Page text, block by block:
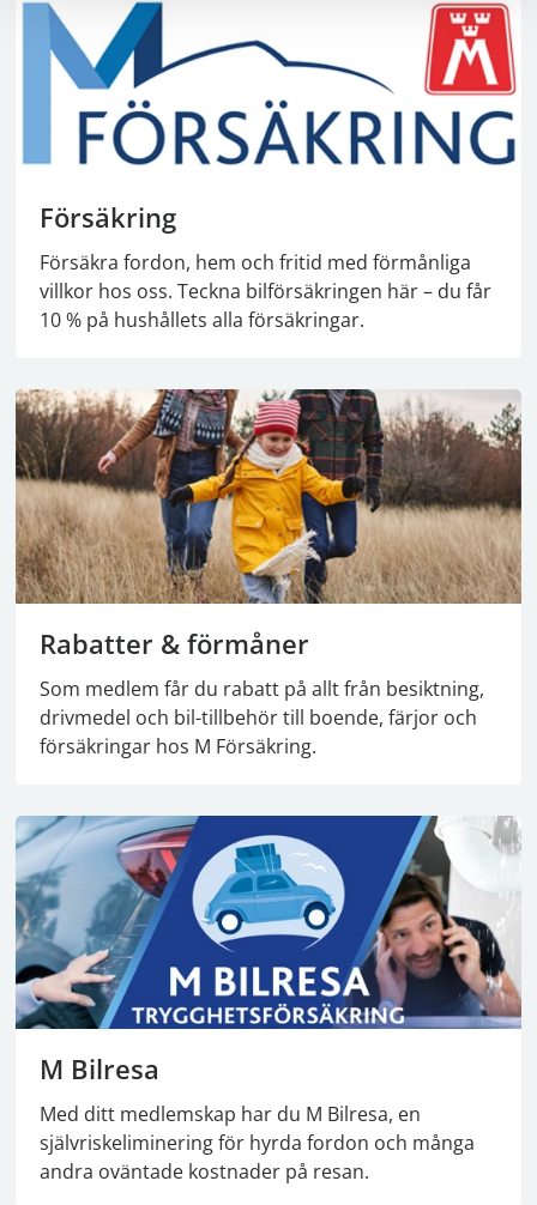
Försäkring
Försäkra fordon, hem och fritid med förmånliga
villkor hos oss. Teckna bilförsäkringen här – du får
10 % på hushållets alla försäkringar.
Rabatter & förmåner
Som medlem får du rabatt på allt från besiktning,
drivmedel och bil-tillbehör till boende, färjor och
försäkringar hos M Försäkring.
M Bilresa
Med ditt medlemskap har du M Bilresa, en
självriskeliminering för hyrda fordon och många
andra oväntade kostnader på resan.